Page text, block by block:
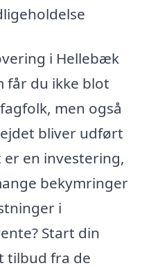
i Hellebæk
får du ikke blot
men også
bliver udført
en investering,
bekymringer
i
Start din
tilbud fra de